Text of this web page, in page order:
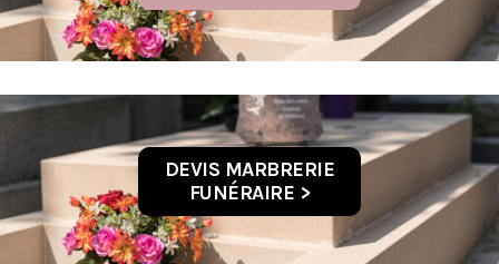
DEVIS MARBRERIE
FUNÉRAIRE >